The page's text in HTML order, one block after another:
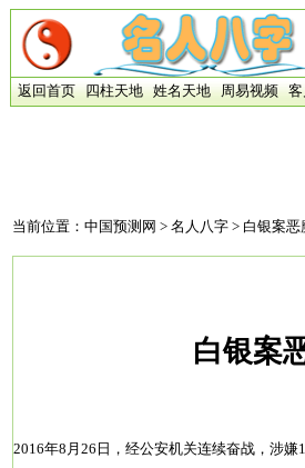
返回首页 四柱天地 姓名天地 周易视频 客
当前位置： 中国预测网 > 名人八字 > 白银案
白银案
2016年8月26日，经公安机关连续奋战，涉